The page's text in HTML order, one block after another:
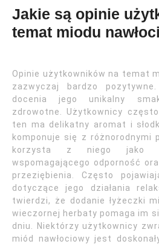
Jakie są opinie
temat miodu
Opinie użytkowników na temat
zazwyczaj bardzo
docenia jego unikalny
zdrowotne. Użytkownicy
ten ma delikatny aromat i
komponuje się z różnorodnymi
korzysta z niego jako
wspomagającego odporność
przeziębienia. Często
dotyczące jego działania
twierdzi, że dodanie łyżeczki
wieczornej herbaty pomaga im
dniu. Niektórzy użytkownicy
miód nawłociowy jest